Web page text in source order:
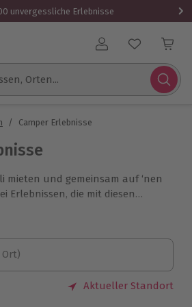
unvergessliche Erlebnisse
Benutzerkonto
Orten...
/ Camper Erlebnisse
mieten und gemeinsam auf ‘nen
Erlebnissen, die mit diesen
die Erinnerungsgarantie schon
Jetzt VW Bus mieten
Zuhause einsteigen!
Ort)
Aktueller Standort